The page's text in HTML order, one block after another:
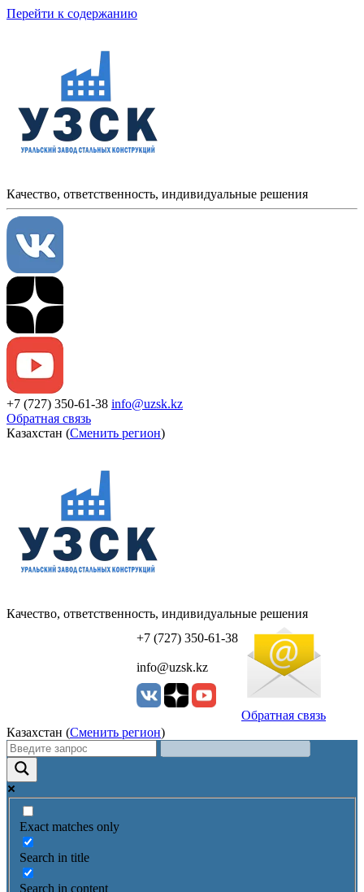
Перейти к содержанию
Качество, ответственность, индивидуальные решения
+7 (727) 350-61-38 info@uzsk.kz
Обратная связь
Казахстан (Сменить регион)
УЗСК Казахстан
Качество, ответственность, индивидуальные решения
+7 (727) 350-61-38
info@uzsk.kz
Обратная связь
Казахстан (Сменить регион)
Exact matches only
Search in title
Search in content